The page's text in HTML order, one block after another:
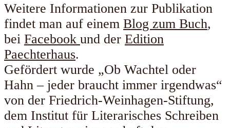
Weitere Informationen zur Publikation
findet man auf einem Blog zum Buch,
bei Facebook und der Edition
Paechterhaus.
Gefördert wurde „Ob Wachtel oder
Hahn – jeder braucht immer irgendwas“
von der Friedrich-Weinhagen-Stiftung,
dem Institut für Literarisches Schreiben